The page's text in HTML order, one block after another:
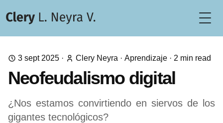
3 sept 2025 · Clery Neyra · Aprendizaje · 2 min read
Neofeudalismo digital
¿Nos estamos convirtiendo en siervos de los
gigantes tecnológicos?